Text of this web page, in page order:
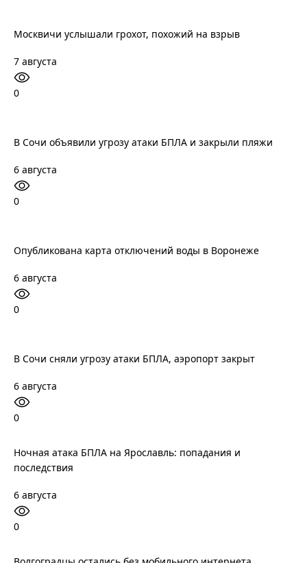
Москвичи услышали грохот, похожий на взрыв
7 августа
0
В Сочи объявили угрозу атаки БПЛА и закрыли пляжи
6 августа
0
Опубликована карта отключений воды в Воронеже
6 августа
0
В Сочи сняли угрозу атаки БПЛА, аэропорт закрыт
6 августа
0
Ночная атака БПЛА на Ярославль: попадания и
последствия
6 августа
0